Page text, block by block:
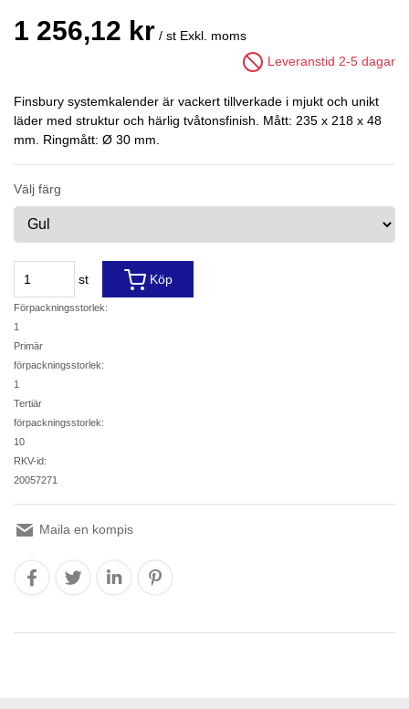
1 256,12 kr / st Exkl. moms
Leveranstid 2-5 dagar
Finsbury systemkalender är vackert tillverkade i mjukt och unikt
läder med struktur och härlig tvåtonsfinish. Mått: 235 x 218 x 48
mm. Ringmått: Ø 30 mm.
Välj färg
st
Förpackningsstorlek:
1
Primär
förpackningsstorlek:
1
Tertiär
förpackningsstorlek:
10
RKV-id:
20057271
Köp
Maila en kompis